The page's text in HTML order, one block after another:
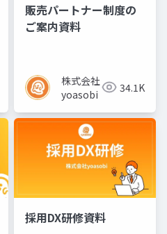
販売パートナー制度の
ご案内資料
株式会社
yoasobi
34.1K
採用DX研修資料